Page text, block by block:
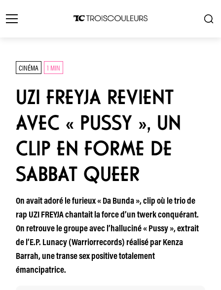
CINÉMA 1 MIN
UZI FREYJA REVIENT
AVEC « PUSSY », UN
CLIP EN FORME DE
SABBAT QUEER
On avait adoré le furieux « Da Bunda », clip où le trio de
rap UZI FREYJA chantait la force d’un twerk conquérant.
On retrouve le groupe avec l’halluciné « Pussy », extrait
de l’E.P. Lunacy (Warriorrecords) réalisé par Kenza
Barrah, une transe sex positive totalement
émancipatrice.